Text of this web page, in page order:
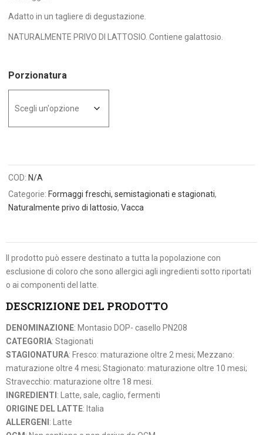
Adatto in un tagliere di degustazione.
NATURALMENTE PRIVO DI LATTOSIO. Contiene galattosio.
Porzionatura
COD: N/A
Categorie: Formaggi freschi, semistagionati e stagionati,
Naturalmente privo di lattosio,Vacca
Il prodotto può essere destinato a tutta la popolazione con
esclusione di coloro che sono allergici agli ingredienti sotto riportati
o ai componenti del latte.
DESCRIZIONE DEL PRODOTTO
DENOMINAZIONE: Montasio DOP- casello PN208
CATEGORIA: Stagionati
STAGIONATURA: Fresco: maturazione oltre 2 mesi; Mezzano:
maturazione oltre 4 mesi; Stagionato: maturazione oltre 10 mesi;
Stravecchio: maturazione oltre 18 mesi.
INGREDIENTI : Latte, sale, caglio, fermenti
ORIGINE DEL LATTE: Italia
ALLERGENI : Latte